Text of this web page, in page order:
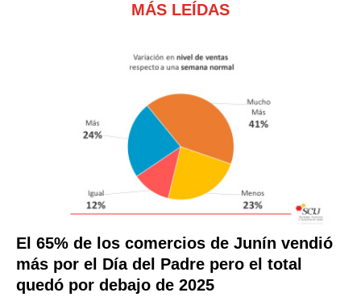
MÁS LEÍDAS
El 65% de los comercios de Junín vendió
más por el Día del Padre pero el total
quedó por debajo de 2025